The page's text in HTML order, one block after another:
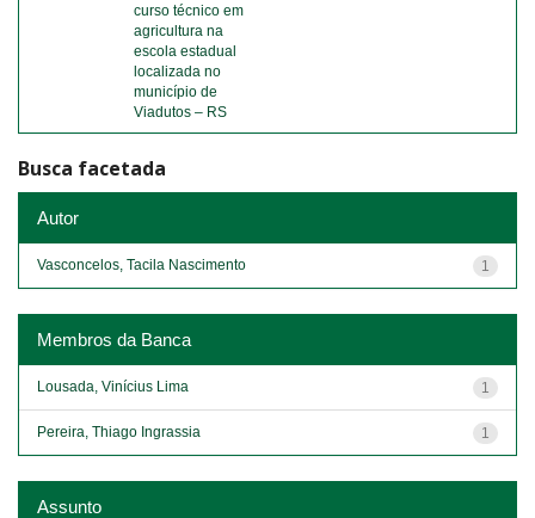
curso técnico em
agricultura na
escola estadual
localizada no
município de
Viadutos – RS
Busca facetada
Autor
1
Vasconcelos, Tacila Nascimento
Membros da Banca
1
Lousada, Vinícius Lima
1
Pereira, Thiago Ingrassia
Assunto